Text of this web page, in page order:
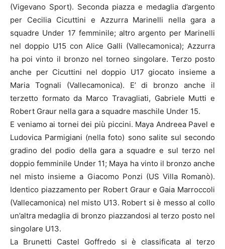
(Vigevano Sport). Seconda piazza e medaglia d’argento
per Cecilia Cicuttini e Azzurra Marinelli nella gara a
squadre Under 17 femminile; altro argento per Marinelli
nel doppio U15 con Alice Galli (Vallecamonica); Azzurra
ha poi vinto il bronzo nel torneo singolare. Terzo posto
anche per Cicuttini nel doppio U17 giocato insieme a
Maria Tognali (Vallecamonica). E’ di bronzo anche il
terzetto formato da Marco Travagliati, Gabriele Mutti e
Robert Graur nella gara a squadre maschile Under 15.
E veniamo ai tornei dei più piccini. Maya Andreea Pavel e
Ludovica Parmigiani (nella foto) sono salite sul secondo
gradino del podio della gara a squadre e sul terzo nel
doppio femminile Under 11; Maya ha vinto il bronzo anche
nel misto insieme a Giacomo Ponzi (US Villa Romanò).
Identico piazzamento per Robert Graur e Gaia Marroccoli
(Vallecamonica) nel misto U13. Robert si è messo al collo
un’altra medaglia di bronzo piazzandosi al terzo posto nel
singolare U13.
La Brunetti Castel Goffredo si è classificata al terzo